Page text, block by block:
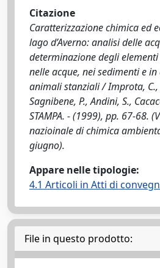
Citazione
Caratterizzazione chimica ed
lago d’Averno: analisi delle
determinazione degli
nelle acque, nei sedimenti e
animali stanziali / Improta, C.,
Sagnibene, P., Andini, S.,
STAMPA. - (1999), pp. 67-68.
nazioinale di chimica
giugno).
Appare nelle tipologie:
4.1 Articoli in Atti di
File in questo prodotto: